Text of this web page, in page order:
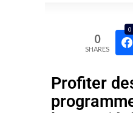
0
SHARES
0
Profiter